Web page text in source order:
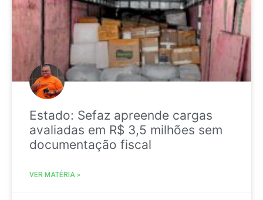
Estado: Sefaz apreende cargas
avaliadas em R$ 3,5 milhões sem
documentação fiscal
VER MATÉRIA »